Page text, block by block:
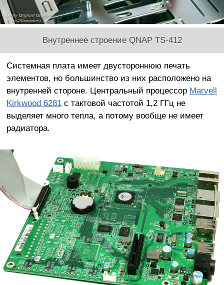
Внутреннее строение QNAP TS-412
Системная плата имеет двустороннюю печать
элементов, но большинство из них расположено на
внутренней стороне. Центральный процессор Marvell
Kirkwood 6281с тактовой частотой 1,2 ГГц не
выделяет много тепла, а потому вообще не имеет
радиатора.